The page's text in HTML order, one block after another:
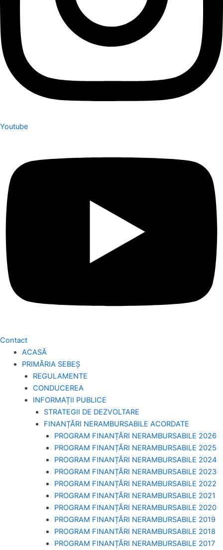
Youtube
Contact
ACASĂ
PRIMĂRIA SEBEȘ
REGULAMENTE
CONDUCEREA
INFORMAȚII PUBLICE
STRATEGII DE DEZVOLTARE
FINANȚĂRI NERAMBURSABILE ACORDATE
PROGRAM FINANȚĂRI NERAMBURSABILE 2026
PROGRAM FINANȚĂRI NERAMBURSABILE 2025
PROGRAM FINANȚĂRI NERAMBURSABILE 2024
PROGRAM FINANȚĂRI NERAMBURSABILE 2023
PROGRAM FINANȚĂRI NERAMBURSABILE 2022
PROGRAM FINANȚĂRI NERAMBURSABILE 2021
PROGRAM FINANȚĂRI NERAMBURSABILE 2020
PROGRAM FINANȚĂRI NERAMBURSABILE 2019
PROGRAM FINANTĂRI NERAMBURSABILE 2018
PROGRAM FINANȚĂRI NERAMBURSABILE 2017